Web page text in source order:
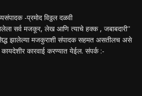
-प्रमोद विठ्ठल दळवी
सर्व मजकूर, लेख आणि त्याचे हक्क , जबाबदारी''
झालेल्या मजकुराशी संपादक सहमत असतीलच असे
कारवाई करण्यात येईल. संपर्क :-